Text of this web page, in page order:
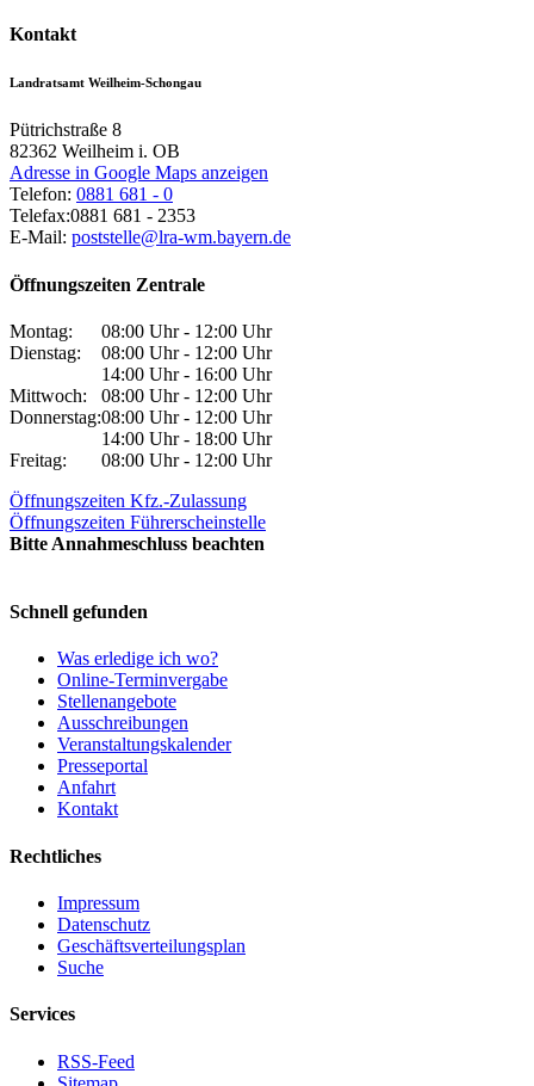
Kontakt
Landratsamt Weilheim-Schongau
Pütrichstraße 8
82362 Weilheim i. OB
Adresse in Google Maps anzeigen
Telefon: 0881 681 - 0
Telefax:0881 681 - 2353
E-Mail: poststelle@lra-wm.bayern.de
Öffnungszeiten Zentrale
Montag:
08:00 Uhr - 12:00 Uhr
Dienstag:
08:00 Uhr - 12:00 Uhr
14:00 Uhr - 16:00 Uhr
Mittwoch:
08:00 Uhr - 12:00 Uhr
Donnerstag:08:00 Uhr - 12:00 Uhr
14:00 Uhr - 18:00 Uhr
Freitag:
08:00 Uhr - 12:00 Uhr
Öffnungszeiten Kfz.-Zulassung
Öffnungszeiten Führerscheinstelle
Bitte Annahmeschluss beachten
Schnell gefunden
Was erledige ich wo?
Online-Terminvergabe
Stellenangebote
Ausschreibungen
Veranstaltungskalender
Presseportal
Anfahrt
Kontakt
Rechtliches
Impressum
Datenschutz
Geschäftsverteilungsplan
Suche
Services
RSS-Feed